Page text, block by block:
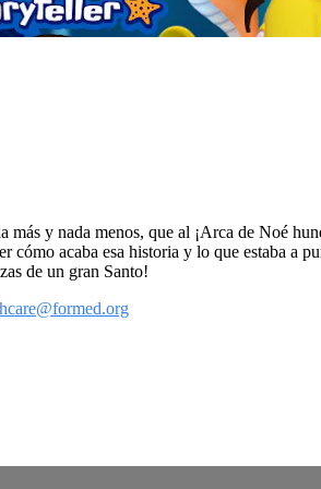
y nada menos, que al ¡Arca de Noé
acaba esa historia y lo que estaba a
de un gran Santo!